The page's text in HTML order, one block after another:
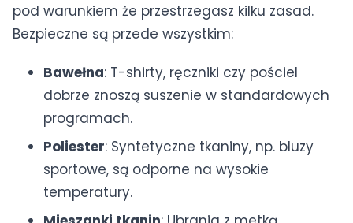
pod warunkiem że przestrzegasz kilku zasad.
Bezpieczne są przede wszystkim:
Bawełna: T-shirty, ręczniki czy pościel
dobrze znoszą suszenie w standardowych
programach.
Poliester: Syntetyczne tkaniny, np. bluzy
sportowe, są odporne na wysokie
temperatury.